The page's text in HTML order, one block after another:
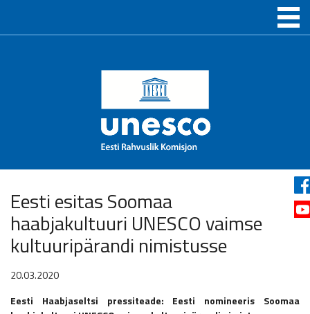
Eesti esitas Soomaa
haabjakultuuri UNESCO vaimse
kultuuripärandi nimistusse
20.03.2020
Eesti Haabjaseltsi pressiteade: Eesti nomineeris Soomaa